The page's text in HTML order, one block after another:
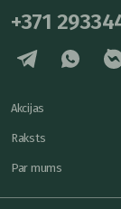
+371
Akcijas
Raksts
Par mums